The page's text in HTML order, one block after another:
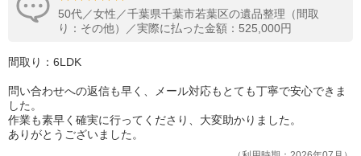
50代／女性／千葉県千葉市若葉区の遺品整理（間取
り：その他）／実際に払った金額：525,000円
間取り：6LDK
問い合わせへの返信も早く、メール対応もとても丁寧で安心できま
した。
作業も素早く確実に行ってくださり、大変助かりました。
ありがとうございました。